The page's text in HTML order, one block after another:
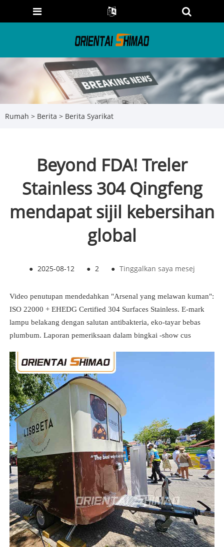
Rumah > Berita > Berita Syarikat
Beyond FDA! Treler
Stainless 304 Qingfeng
mendapat sijil kebersihan
global
● 2025-08-12 ● 2 ● Tinggalkan saya mesej
Video penutupan mendedahkan "Arsenal yang melawan kuman":
ISO 22000 + EHEDG Certified 304 Surfaces Stainless. E-mark
lampu belakang dengan salutan antibakteria, eko-tayar bebas
plumbum. Laporan pemeriksaan dalam bingkai -show cus